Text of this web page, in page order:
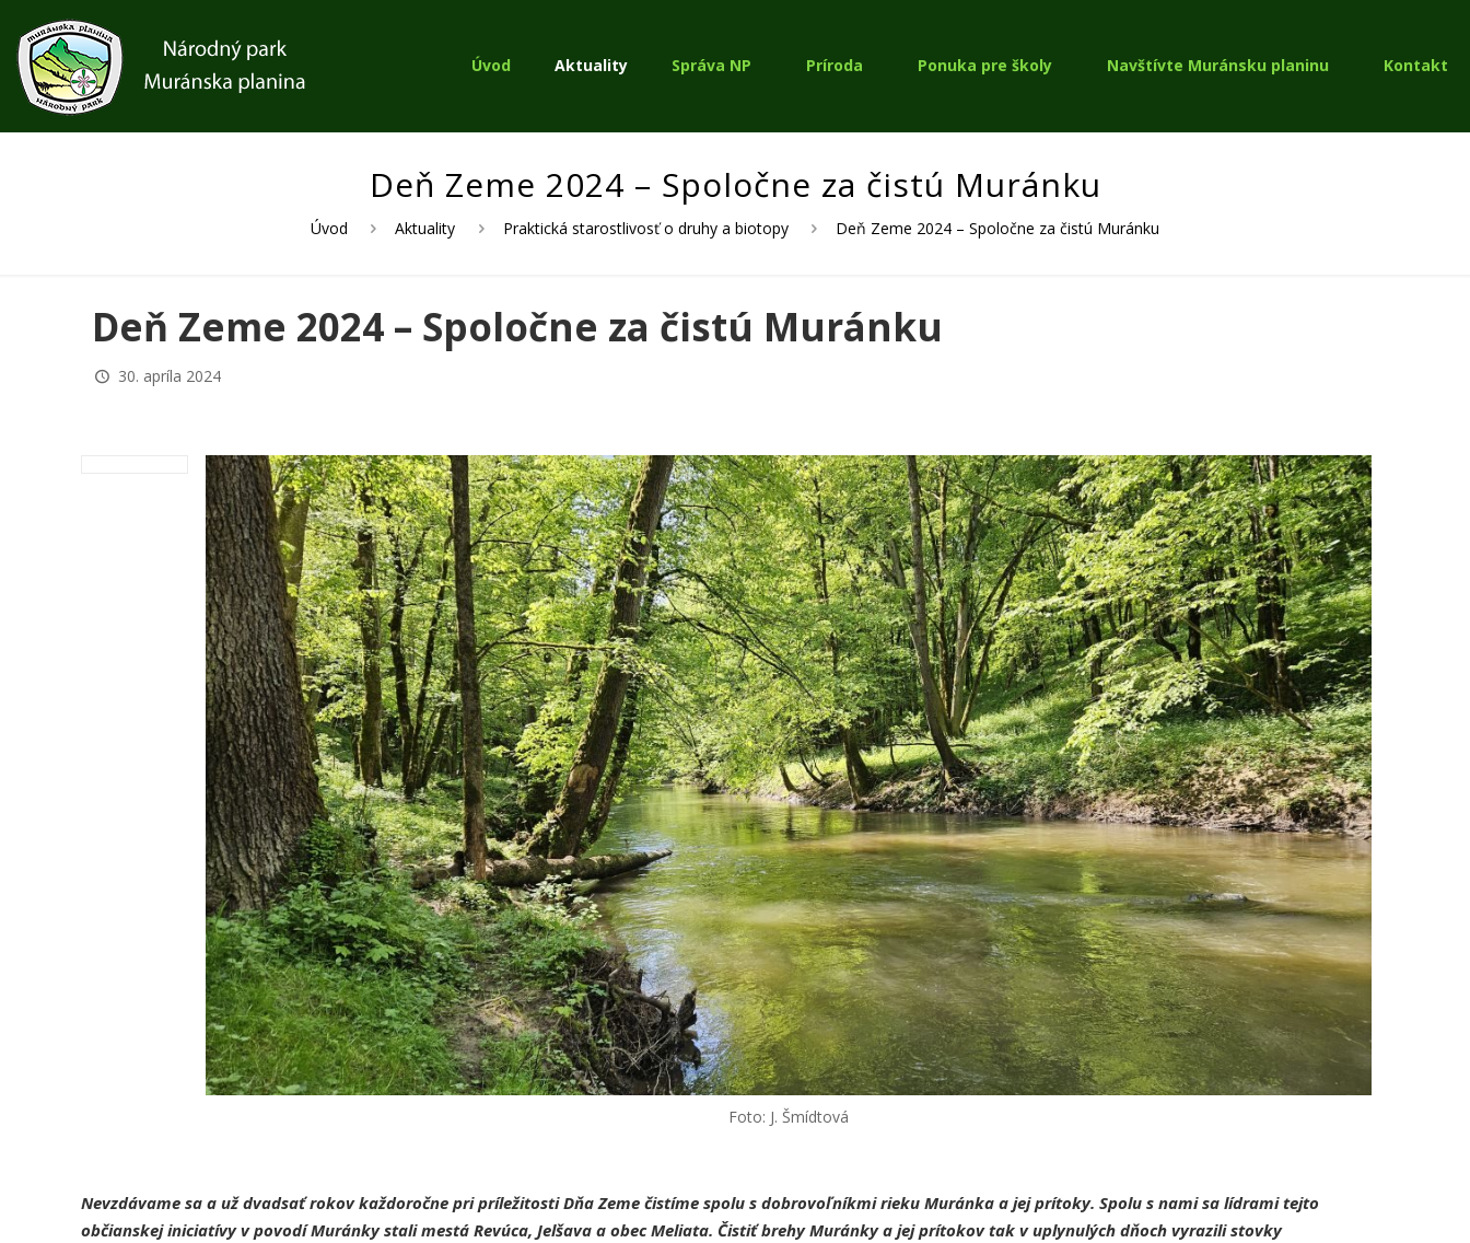
Úvod Aktuality Správa NP Príroda Ponuka pre školy Navštívte Muránsku planinu Kontakt
Deň Zeme 2024 – Spoločne za čistú Muránku
Úvod Aktuality Praktická starostlivosť o druhy a biotopy Deň Zeme 2024 – Spoločne za čistú Muránku
Deň Zeme 2024 – Spoločne za čistú Muránku
30. apríla 2024
Foto: J. Šmídtová
Nevzdávame sa a uždvadsaťrokov každoročne pri príležitosti Dňa Zeme čistíme spolu s dobrovoľníkmi rieku Muránka a jej prítoky. Spolu s nami sa lídrami tejto
občianskej iniciatívy v povodí Muránky stali mestá Revúca, Jelšava a obec Meliata. Čistiť brehy Muránky a jej prítokov tak v uplynulých dňoch vyrazili stovky